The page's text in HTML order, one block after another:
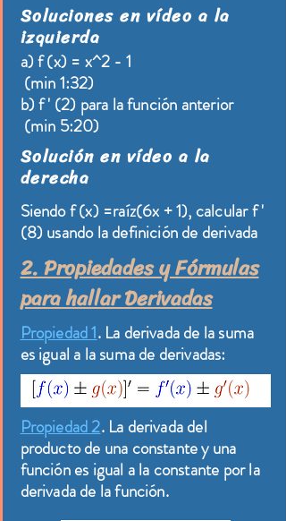
Soluciones en vídeo a la
izquierda
a) f (x) = x^2 - 1
(min 1:32)
b) f ' (2) para la función anterior
(min 5:20)
Solución en vídeo a la
derecha
Siendo f (x) =raíz(6x + 1), calcularf '
(8) usando la definición de derivada
2. Propiedades y Fórmulas
para hallar Derivadas
Propiedad 1. La derivada de la suma
es igual a la suma de derivadas:
Propiedad 2. La derivada del
producto de una constante y una
función es igual a la constante por la
derivada de la función.